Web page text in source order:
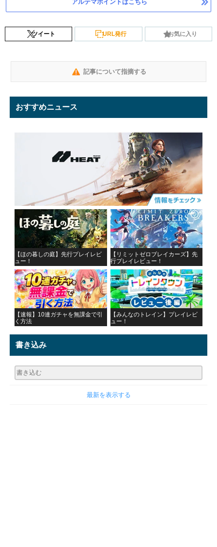
アルテマポイントはこちら
ツイート URL発行 お気に入り
記事について指摘する
おすすめニュース
【ほの暮しの庭】先行プレイレビ
ュー！
【リミットゼロブレイカーズ】先
行プレイレビュー！
【速報】10連ガチャを無課金で引
く方法
【みんなのトレイン】プレイレビ
ュー！
書き込み
最新を表示する